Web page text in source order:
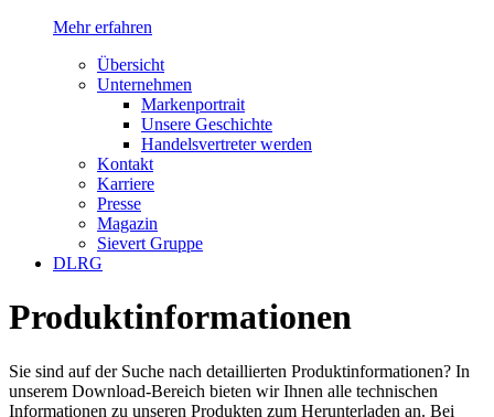
Mehr erfahren
Übersicht
Unternehmen
Markenportrait
Unsere Geschichte
Handelsvertreter werden
Kontakt
Karriere
Presse
Magazin
Sievert Gruppe
DLRG
Produkt­informa­tionen
Sie sind auf der Suche nach detaillierten Produktinformationen? In
unserem Download-Bereich bieten wir Ihnen alle technischen
Informationen zu unseren Produkten zum Herunterladen an. Bei